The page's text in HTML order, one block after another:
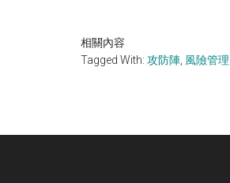
相關內容
Tagged With: 攻防陣 風險管理